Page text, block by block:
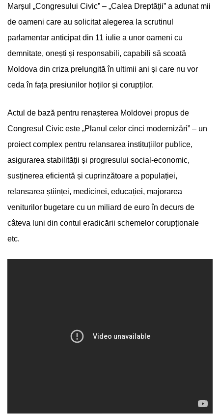
Marșul „Congresului Civic” – „Calea Dreptății” a adunat mii
de oameni care au solicitat alegerea la scrutinul
parlamentar anticipat din 11 iulie a unor oameni cu
demnitate, onești și responsabili, capabili să scoată
Moldova din criza prelungită în ultimii ani și care nu vor
ceda în fața presiunilor hoților și corupților.
Actul de bază pentru renașterea Moldovei propus de
Congresul Civic este „Planul celor cinci modernizări” – un
proiect complex pentru relansarea instituțiilor publice,
asigurarea stabilității și progresului social-economic,
susținerea eficientă și cuprinzătoare a populației,
relansarea științei, medicinei, educației, majorarea
veniturilor bugetare cu un miliard de euro în decurs de
câteva luni din contul eradicării schemelor corupționale
etc.